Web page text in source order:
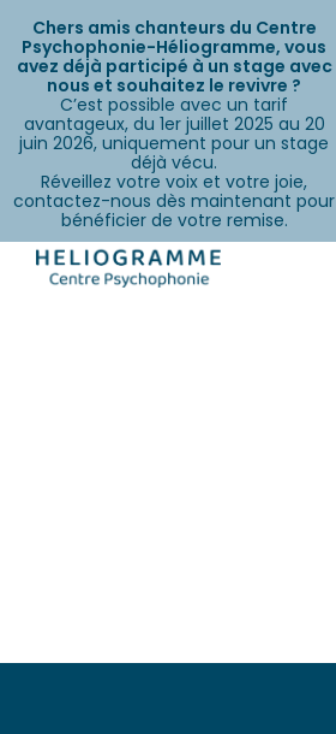
Chers amis chanteurs du Centre
Psychophonie-Héliogramme, vous
avez déjà participé à un stage avec
nous et souhaitez le revivre ?
C’est possible avec un tarif
avantageux, du 1er juillet 2025 au 20
juin 2026, uniquement pour un stage
déjà vécu.
Réveillez votre voix et votre joie,
contactez-nous dès maintenant pour
bénéficier de votre remise.